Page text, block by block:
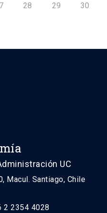
28 29 30
UC
Macul. Santiago, Chile
2 2354 4028